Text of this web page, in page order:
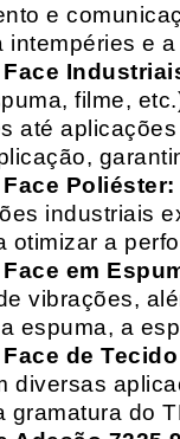
e
intempéries e
filme,
até
Poliéster:
industriais
otimizar a
em
vibrações,
espuma, a
de
diversas
gramatura do